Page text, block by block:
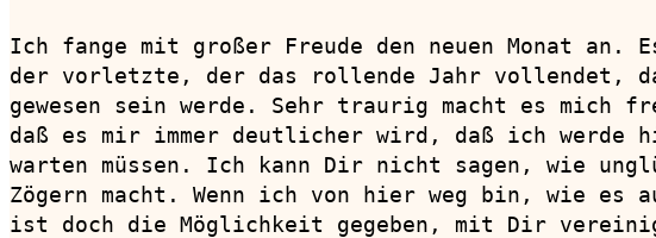
Ich fange mit großer Freude den neuen Monat an.
der vorletzte, der das rollende Jahr vollendet,
gewesen sein werde. Sehr traurig macht es mich
daß es mir immer deutlicher wird, daß ich werde
warten müssen. Ich kann Dir nicht sagen, wie
Zögern macht. Wenn ich von hier weg bin, wie es
ist doch die Möglichkeit gegeben, mit Dir